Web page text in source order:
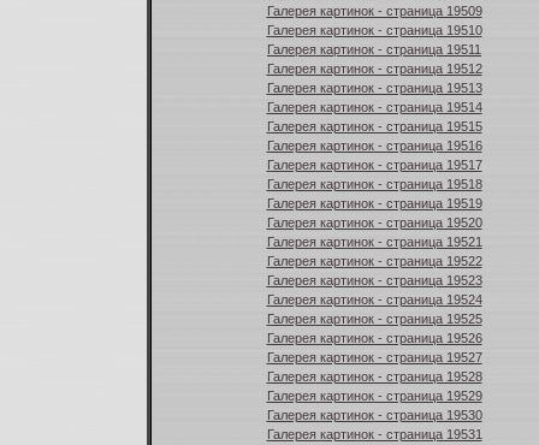
Галерея картинок - страница 19509
Галерея картинок - страница 19510
Галерея картинок - страница 19511
Галерея картинок - страница 19512
Галерея картинок - страница 19513
Галерея картинок - страница 19514
Галерея картинок - страница 19515
Галерея картинок - страница 19516
Галерея картинок - страница 19517
Галерея картинок - страница 19518
Галерея картинок - страница 19519
Галерея картинок - страница 19520
Галерея картинок - страница 19521
Галерея картинок - страница 19522
Галерея картинок - страница 19523
Галерея картинок - страница 19524
Галерея картинок - страница 19525
Галерея картинок - страница 19526
Галерея картинок - страница 19527
Галерея картинок - страница 19528
Галерея картинок - страница 19529
Галерея картинок - страница 19530
Галерея картинок - страница 19531